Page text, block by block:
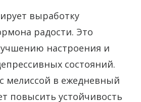
выработку
радости. Это
настроения и
состояний.
мелиссой в ежедневный
повысить устойчивость